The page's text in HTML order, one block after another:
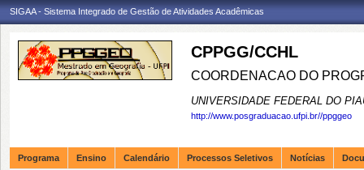
SIGAA - Sistema Integrado de Gestão de Atividades Acadêmicas
CPPGG/CCHL
COORDENACAO DO
UNIVERSIDADE FEDERAL DO
http://www.posgraduacao.ufpi.br//ppggeo
Programa Ensino Calendário Processos Seletivos Notícias